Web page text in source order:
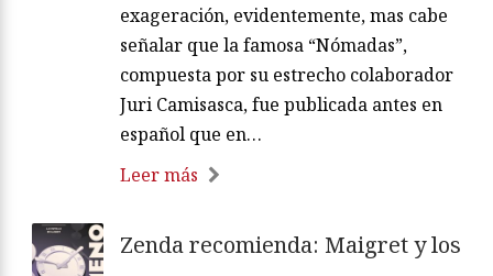
exageración, evidentemente, mas cabe
señalar que la famosa “Nómadas”,
compuesta por su estrecho colaborador
Juri Camisasca, fue publicada antes en
español que en…
Leer más
Zenda recomienda: Maigret y los